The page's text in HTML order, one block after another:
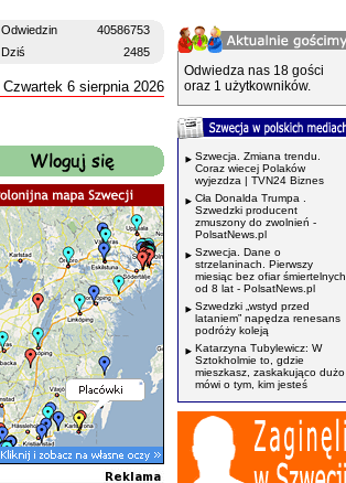
Odwiedzin
40586753
Dziś
2485
Czwartek 6 sierpnia 2026
Odwiedza nas 18 gości
oraz 1 użytkowników.
Szwecja. Zmiana trendu.
Coraz wiecej Polaków
wyjezdza | TVN24 Biznes
Cła Donalda Trumpa .
Szwedzki producent
zmuszony do zwolnień -
PolsatNews.pl
Szwecja. Dane o
strzelaninach. Pierwszy
miesiąc bez ofiar śmiertelnych
od 8 lat - PolsatNews.pl
Szwedzki „wstyd przed
lataniem” napędza renesans
podróży koleją
Katarzyna Tubylewicz: W
Sztokholmie to, gdzie
mieszkasz, zaskakująco dużo
mówi o tym, kim jesteś